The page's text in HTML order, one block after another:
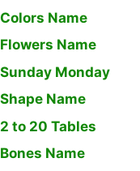
Colors Name
Flowers Name
Sunday Monday
Shape Name
2 to 20 Tables
Bones Name